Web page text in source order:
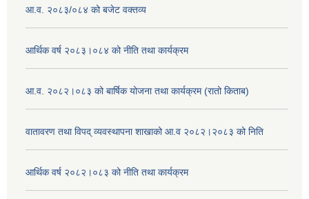
आ.व. २०८३/०८४ को बजेट वक्तव्य
आर्थिक वर्ष २०८३।०८४ को नीति तथा कार्यक्रम
आ.व. २०८२।०८३ को बार्षिक योजना तथा कार्यक्रम (रातो किताब)
वातावरण तथा विपद् व्यवस्थापना शाखाको आ.व २०८२।२०८३ को निति
आर्थिक वर्ष २०८२।०८३ को नीति तथा कार्यक्रम